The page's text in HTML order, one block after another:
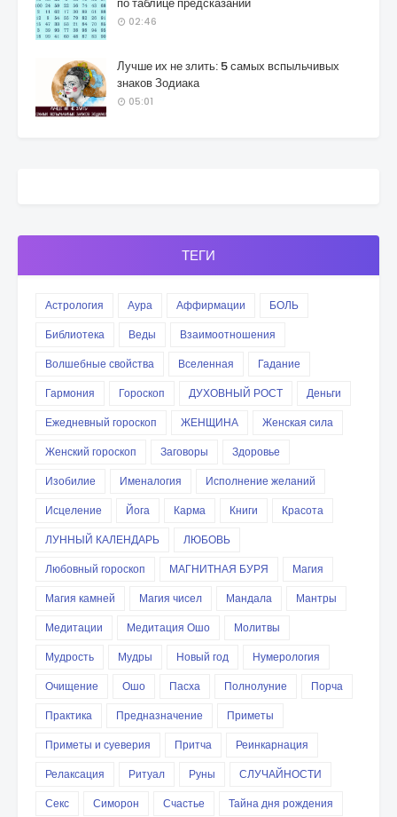
02:46
Лучше их не злить: 5 самых вспыльчивых
знаков Зодиака
05:01
ТЕГИ
Астрология Аура Аффирмации
БОЛЬ
Библиотека
Веды
Взаимоотношения
Волшебные свойства
Вселенная
Гадание
Гармония
Гороскоп ДУХОВНЫЙ РОСТ
Деньги
Ежедневный гороскоп
ЖЕНЩИНА
Женская сила
Женский гороскоп
Заговоры
Здоровье
Изобилие
Именалогия
Исполнение желаний
Исцеление
Йога Карма Книги
Красота
ЛУННЫЙ КАЛЕНДАРЬ
ЛЮБОВЬ
Любовный гороскоп
МАГНИТНАЯ БУРЯ
Магия
Магия камней
Магия чисел Мандала
Мантры
Медитации
Медитация Ошо
Молитвы
Мудрость
Мудры Новый год
Нумерология
Очищение
Ошо Пасха Полнолуние
Порча
Практика
Предназначение
Приметы
Приметы и суеверия
Притча
Реинкарнация
Релаксация
Ритуал Руны
СЛУЧАЙНОСТИ
Секс
Симорон Счастье
Тайна дня рождения